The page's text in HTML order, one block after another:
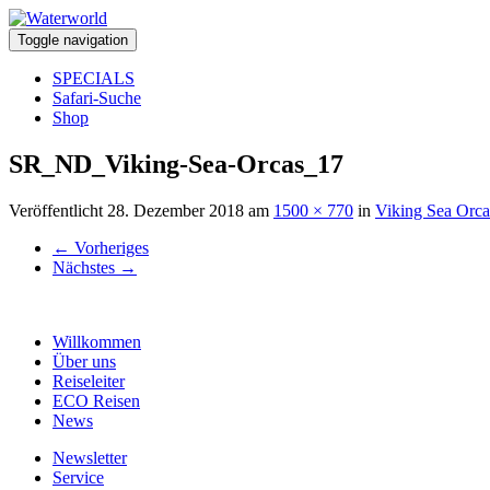
Toggle navigation
SPECIALS
Safari-Suche
Shop
SR_ND_Viking-Sea-Orcas_17
Veröffentlicht 28. Dezember 2018 am 1500 × 770 in Viking Sea
← Vorheriges
Nächstes →
Willkommen
Über uns
Reiseleiter
ECO Reisen
News
Newsletter
Service